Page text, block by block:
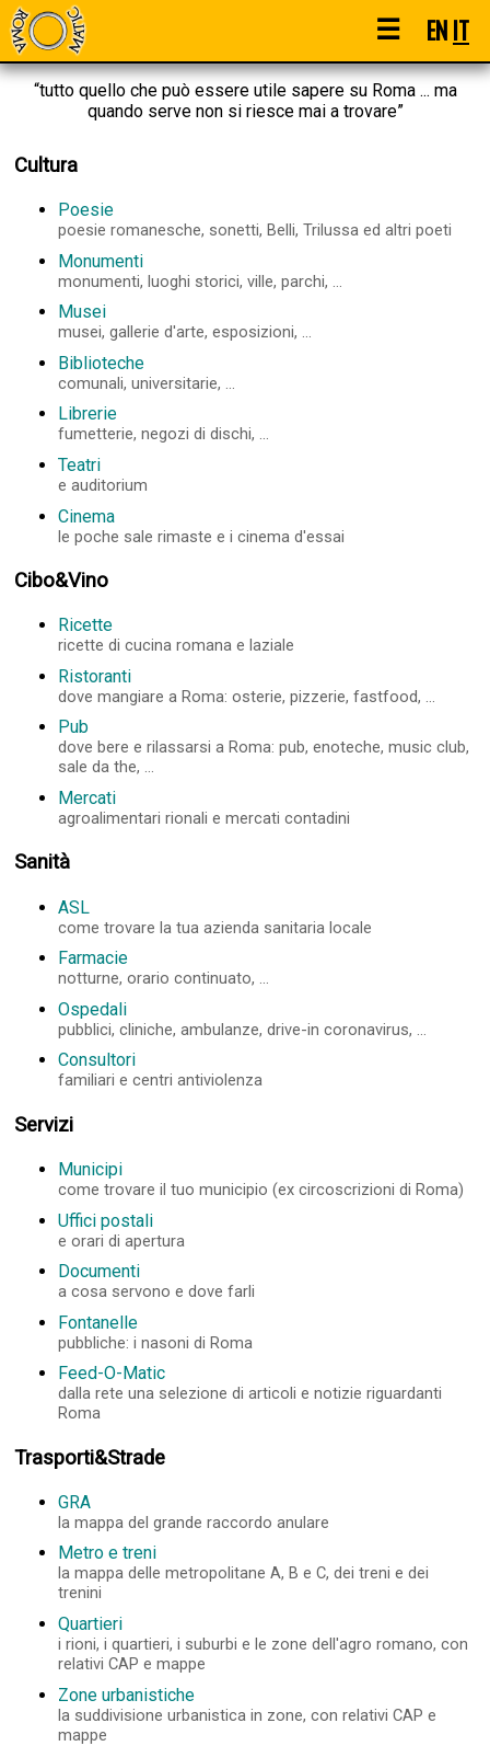
☰ ENIT
“tutto quello che può essere utile sapere su Roma ... ma
quando serve non si riesce mai a trovare”
Cultura
Poesie
poesie romanesche, sonetti, Belli, Trilussa ed altri poeti
Monumenti
monumenti, luoghi storici, ville, parchi, ...
Musei
musei, gallerie d'arte, esposizioni, ...
Biblioteche
comunali, universitarie, ...
Librerie
fumetterie, negozi di dischi, ...
Teatri
e auditorium
Cinema
le poche sale rimaste e i cinema d'essai
Cibo&Vino
Ricette
ricette di cucina romana e laziale
Ristoranti
dove mangiare a Roma: osterie, pizzerie, fastfood, ...
Pub
dove bere e rilassarsi a Roma: pub, enoteche, music club,
sale da the, ...
Mercati
agroalimentari rionali e mercati contadini
Sanità
ASL
come trovare la tua azienda sanitaria locale
Farmacie
notturne, orario continuato, ...
Ospedali
pubblici, cliniche, ambulanze, drive-in coronavirus, ...
Consultori
familiari e centri antiviolenza
Servizi
Municipi
come trovare il tuo municipio (ex circoscrizioni di Roma)
Uffici postali
e orari di apertura
Documenti
a cosa servono e dove farli
Fontanelle
pubbliche: i nasoni di Roma
Feed-O-Matic
dalla rete una selezione di articoli e notizie riguardanti
Roma
Trasporti&Strade
GRA
la mappa del grande raccordo anulare
Metro e treni
la mappa delle metropolitane A, B e C, dei treni e dei
trenini
Quartieri
i rioni, i quartieri, i suburbi e le zone dell'agro romano, con
relativi CAP e mappe
Zone urbanistiche
la suddivisione urbanistica in zone, con relativi CAP e
mappe